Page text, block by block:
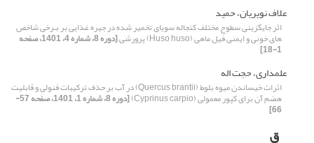
علاف نویریان، حمید
اثر جایگزینی سطوح مختلف کنجاله سویای تخمیر شده در جیره غذایی بر بـرخی شاخص
های خونی و ایمنی فیل ماهی (Huso huso) پرورشی [دوره 8، شماره 4، 1401، صفحه
1-18]
علمداری، حجت اله
اثرات خیساندن میوه بلوط (Quercus brantii) در آب بر حذف ترکیبات فنولی و قابلیت
هضم آن برای کپور معمولی (Cyprinus carpio) [دوره 8، شماره 1، 1401، صفحه 57-
66]
ق